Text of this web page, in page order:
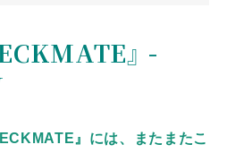
』 -
』には、またまたこ